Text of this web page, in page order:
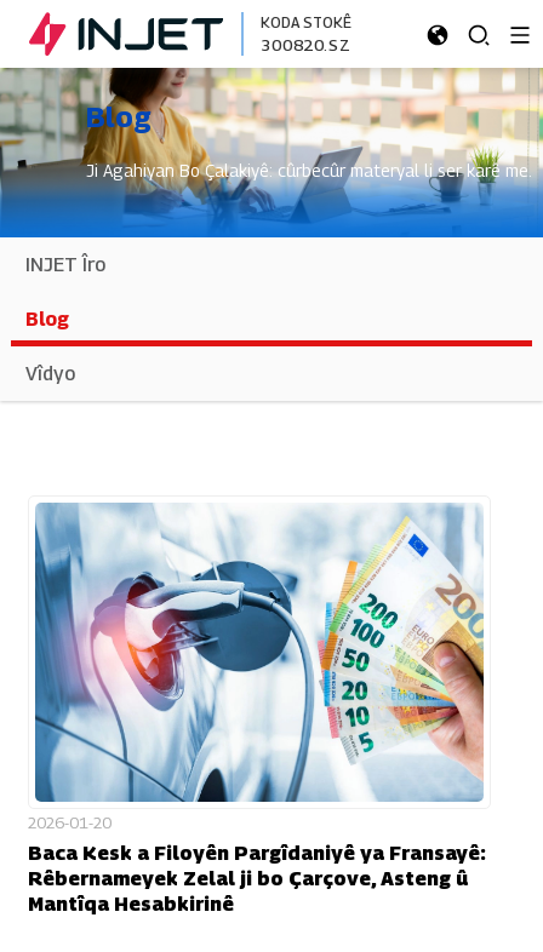
KODA STOKÊ
300820.SZ
Blog
Ji Agahiyan Bo Çalakiyê: cûrbecûr materyal li ser karê me.
INJET Îro
Blog
Vîdyo
2026-01-20
Baca Kesk a Filoyên Pargîdaniyê ya Fransayê:
Rêbernameyek Zelal ji bo Çarçove, Asteng û
Mantîqa Hesabkirinê